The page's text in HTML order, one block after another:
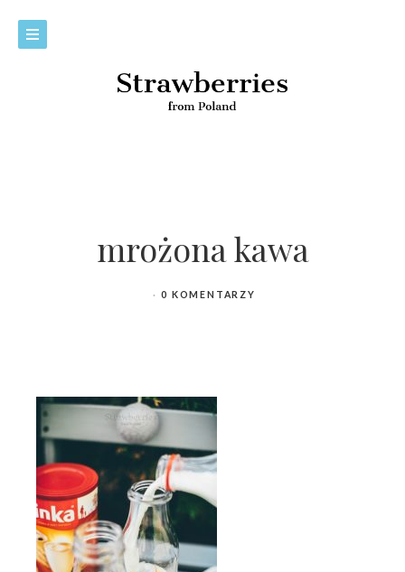
mrożona kawa
0 KOMENTARZY